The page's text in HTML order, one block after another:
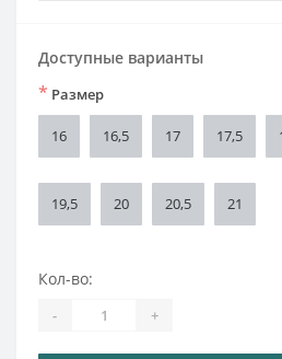
Доступные варианты
* Размер
16 16,5 17 17,5
19,5 20 20,5 21
Кол-во:
- +